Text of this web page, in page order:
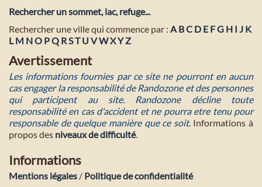
Rechercher un sommet, lac, refuge...
Rechercher une ville qui commence par : A BC D E FG H I J K
L M NO PQ RST U VWXYZ
Avertissement
Les informations fournies par ce site ne pourront en aucun
cas engager la responsabilité de Randozone et des personnes
qui participent au site. Randozone décline toute
responsabilité en cas d'accident et ne pourra etre tenu pour
responsable de quelque manière que ce soit. Informations à
propos des niveaux de difficulté.
Informations
Mentions légales / Politique de confidentialité